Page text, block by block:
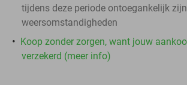
tijdens deze periode ontoegankelijk
weersomstandigheden
Koop zonder zorgen, want jouw
verzekerd (meer info)